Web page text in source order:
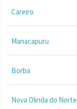
Careiro
Manacapuru
Borba
Nova Olinda do Norte